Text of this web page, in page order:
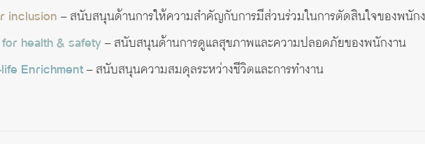
inclusion – สนับสนุนด้านการให้ความสำคัญกับการมีส่วนร่วมในการตัดสินใจของพนัก
health & safety– สนับสนุนด้านการดูแลสุขภาพและความปลอดภัยของพนักงาน
Enrichment– สนับสนุนความสมดุลระหว่างชีวิตและการทำงาน